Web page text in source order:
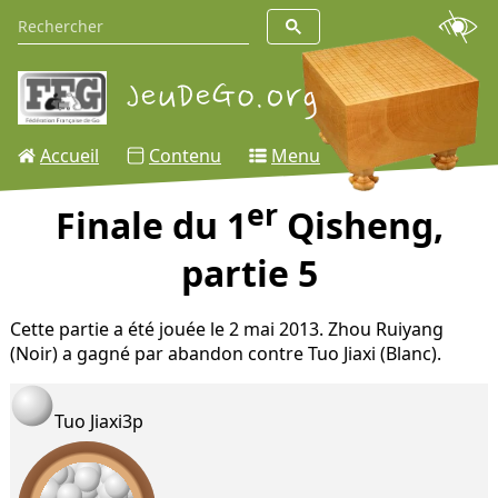
Accueil Contenu Menu
Finale du 1erQisheng,
partie 5
Cette partie a été jouée le 2 mai 2013. Zhou Ruiyang
(Noir) a gagné par abandon contre Tuo Jiaxi (Blanc).
Tuo Jiaxi3p